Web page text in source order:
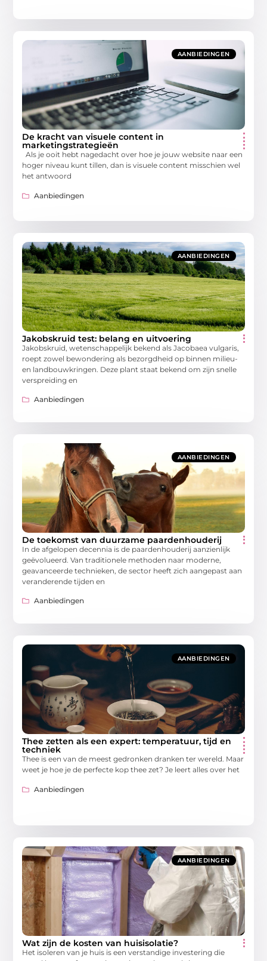
AANBIEDINGEN
De kracht van visuele content in
marketingstrategieën
Als je ooit hebt nagedacht over hoe je jouw website naar een
hoger niveau kunt tillen, dan is visuele content misschien wel
het antwoord
Aanbiedingen
AANBIEDINGEN
Jakobskruid test: belang en uitvoering
Jakobskruid, wetenschappelijk bekend als Jacobaea vulgaris,
roept zowel bewondering als bezorgdheid op binnen milieu-
en landbouwkringen. Deze plant staat bekend om zijn snelle
verspreiding en
Aanbiedingen
AANBIEDINGEN
De toekomst van duurzame paardenhouderij
In de afgelopen decennia is de paardenhouderij aanzienlijk
geëvolueerd. Van traditionele methoden naar moderne,
geavanceerde technieken, de sector heeft zich aangepast aan
veranderende tijden en
Aanbiedingen
AANBIEDINGEN
Thee zetten als een expert: temperatuur, tijd en
techniek
Thee is een van de meest gedronken dranken ter wereld. Maar
weet je hoe je de perfecte kop thee zet? Je leert alles over het
Aanbiedingen
AANBIEDINGEN
Wat zijn de kosten van huisisolatie?
Het isoleren van je huis is een verstandige investering die